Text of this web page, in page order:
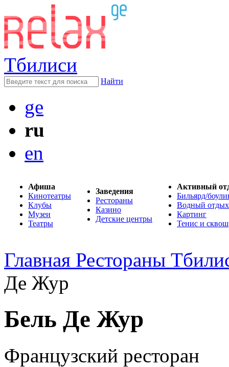
Тбилиси
Найти
ge
ru
en
Афиша
Кинотеатры
Клубы
Музеи
Театры
Заведения
Рестораны
Казино
Детские центры
Активный
Бильярд/
Водный отдых
Картинг
Тенис и сквош
Главная Рестораны
Де Жур
Бель Де Жур
Французский ресторан